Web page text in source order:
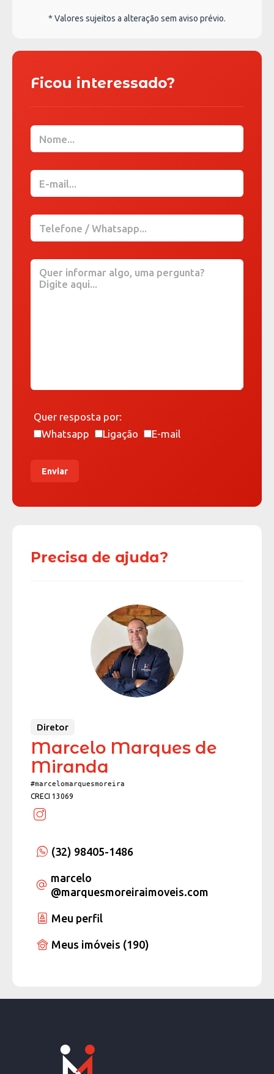
* Valores sujeitos a alteração sem aviso prévio.
Ficou interessado?
Quer resposta por:
Whatsapp
Ligação E-mail
Enviar
Precisa de ajuda?
Diretor
Marcelo Marques de
Miranda
#marcelomarquesmoreira
CRECI 13069
(32) 98405-1486
marcelo
@marquesmoreiraimoveis.com
Meu perfil
Meus imóveis (190)